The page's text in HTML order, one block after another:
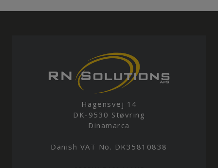
Hagensvej 14
DK-9530 Støvring
Dinamarca
Danish VAT No. DK35810838